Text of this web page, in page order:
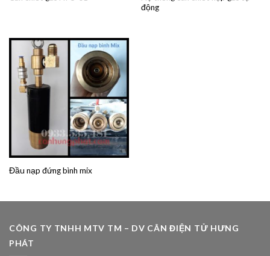
động
Đầu nạp đứng bình mix
CÔNG TY TNHH MTV TM – DV CÂN ĐIỆN TỬ HƯNG
PHÁT